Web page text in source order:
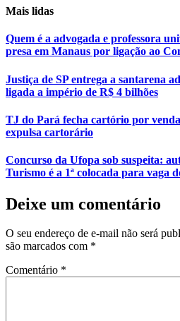
Mais lidas
Quem é a advogada e professora
presa em Manaus por ligação ao
Justiça de SP entrega a santarena
ligada a império de R$ 4 bilhões
TJ do Pará fecha cartório por
expulsa cartorário
Concurso da Ufopa sob suspeita:
Turismo é a 1ª colocada para vaga
Deixe um comentário
O seu endereço de e-mail não será
são marcados com *
Comentário *